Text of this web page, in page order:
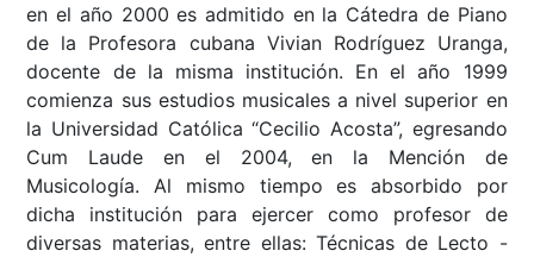
en el año 2000 es admitido en la Cátedra de Piano
de la Profesora cubana Vivian Rodríguez Uranga,
docente de la misma institución. En el año 1999
comienza sus estudios musicales a nivel superior en
la Universidad Católica “Cecilio Acosta”, egresando
Cum Laude en el 2004, en la Mención de
Musicología. Al mismo tiempo es absorbido por
dicha institución para ejercer como profesor de
diversas materias, entre ellas: Técnicas de Lecto -